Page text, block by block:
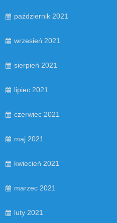
październik 2021
wrzesień 2021
sierpień 2021
lipiec 2021
czerwiec 2021
maj 2021
kwiecień 2021
marzec 2021
luty 2021